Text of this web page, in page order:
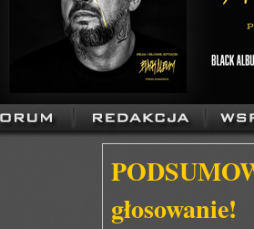
głosowanie!